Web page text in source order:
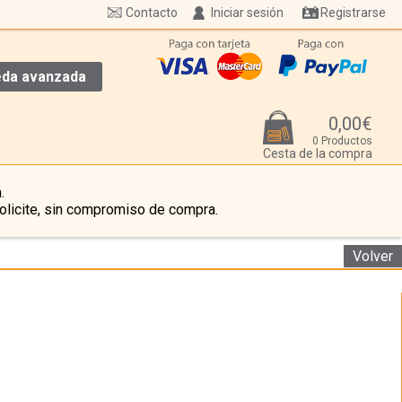
Iniciar sesión Registrarse
Contacto
avanzada
0,00€
0 Productos
Cesta de la compra
sin compromiso de compra.
Volver